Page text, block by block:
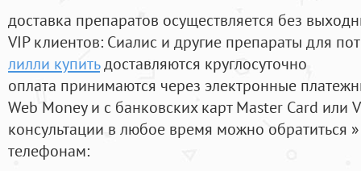
доставка препаратов осуществляется без
VIP клиентов: Сиалис и другие препараты для
лилли купитьдоставляются круглосуточно
оплата принимаются через электронные
Web Money и с банковских карт Master Card или
консультации в любое время можно обратиться
телефонам: